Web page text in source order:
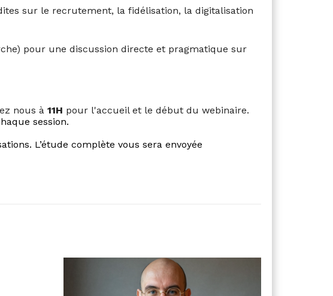
sur le recrutement, la fidélisation, la digitalisation
pour une discussion directe et pragmatique sur
nous à 11H pour l'accueil et le début du webinaire.
session.
L’étude complète vous sera envoyée